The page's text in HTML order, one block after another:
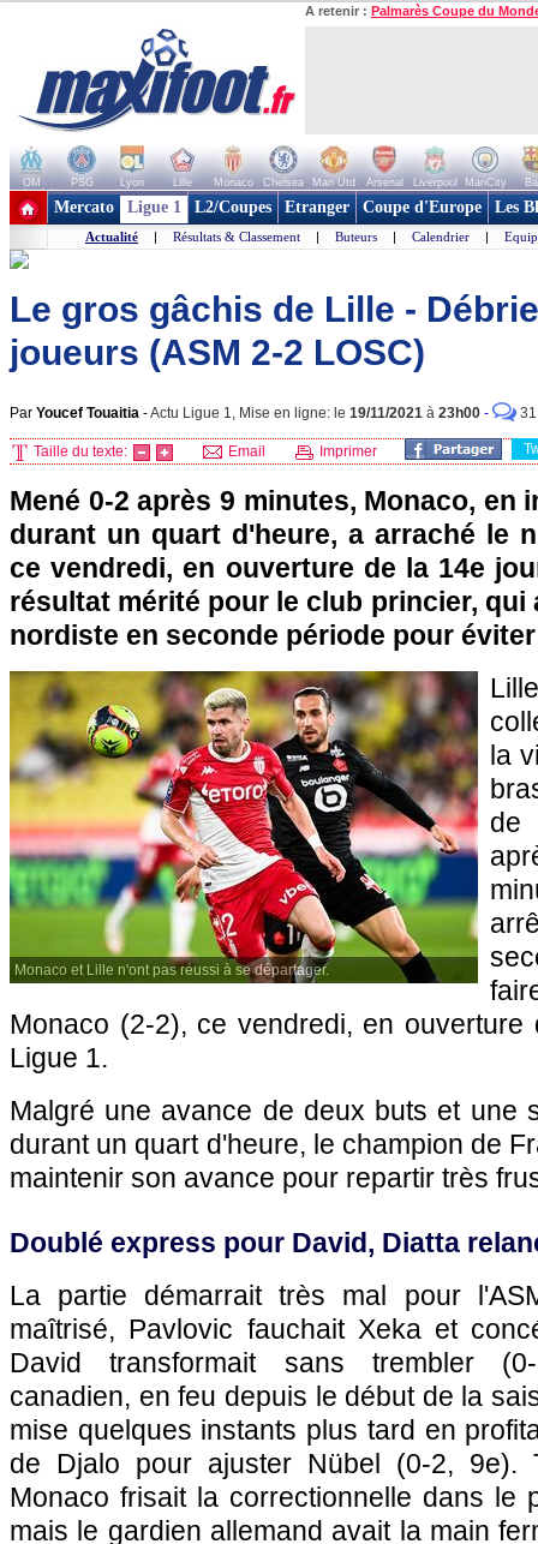
A retenir : Palmarès Coupe du
OM PSG Lyon Lille Monaco Chelsea Man Utd Arsenal Liverpool ManCity
+ de clubs
Mercato Ligue 1 L2/Coupes Etranger Coupe d'Europe Les
Actualité | Résultats & Classement | Buteurs | Calendrier |
Le gros gâchis de Lille -
joueurs (ASM 2-2 LOSC)
Par Youcef Touaitia -Actu Ligue 1, Mise en ligne: le 19/11/2021 à 23h00 - 31
Taille du texte: Email Imprimer
Mené 0-2 après 9 minutes, Monaco, en
durant un quart d'heure, a arraché le
ce vendredi, en ouverture de la 14e
résultat mérité pour le club princier, qui
nordiste en seconde période pour
Monaco et Lille n'ont pas réussi à se départager.
la
Monaco (2-2), ce vendredi, en
Ligue 1.
Malgré une avance de deux buts et une
durant un quart d'heure, le champion de
maintenir son avance pour repartir très
Doublé express pour David, Diatta
La partie démarrait très mal pour
maîtrisé, Pavlovic fauchait Xeka et
David transformait sans trembler
canadien, en feu depuis le début de la
mise quelques instants plus tard en
de Djalo pour ajuster Nübel (0-2, 9e).
Monaco frisait la correctionnelle dans le
mais le gardien allemand avait la main